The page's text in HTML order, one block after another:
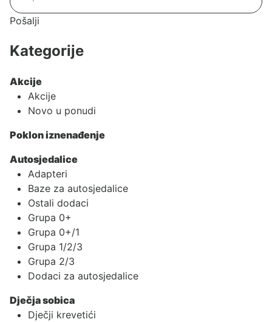
Pošalji
Kategorije
Akcije
Akcije
Novo u ponudi
Poklon iznenađenje
Autosjedalice
Adapteri
Baze za autosjedalice
Ostali dodaci
Grupa 0+
Grupa 0+/1
Grupa 1/2/3
Grupa 2/3
Dodaci za autosjedalice
Dječja sobica
Dječji krevetići